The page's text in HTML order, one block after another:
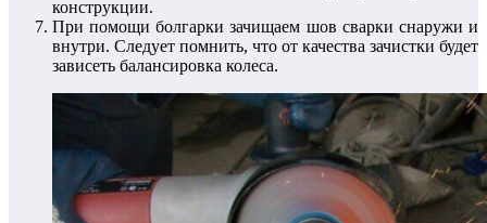
конструкции.
При помощи болгарки зачищаем шов сварки снаружи и
внутри. Следует помнить, что от качества зачистки будет
зависеть балансировка колеса.